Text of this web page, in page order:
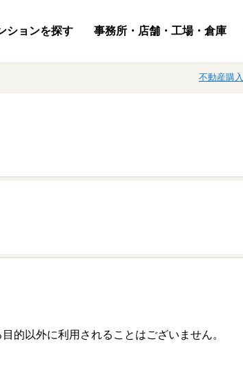
ションを探す 事務所・店舗・⼯場・倉庫
不動産購入
的以外に利用されることはございません。